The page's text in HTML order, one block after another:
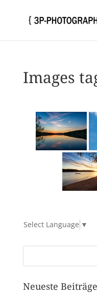
Images
Select Language ▼
Neueste Beiträge